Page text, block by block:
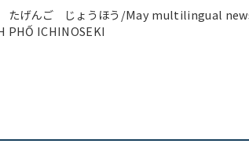
たげんご じょうほう/May multilingual
PHỐ ICHINOSEKI